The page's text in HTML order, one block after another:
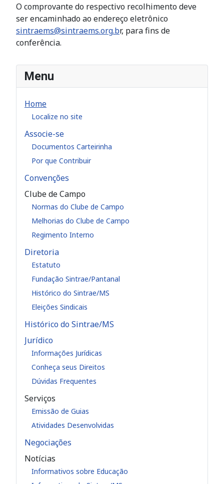
Menu
Home
Localize no site
Associe-se
Documentos Carteirinha
Por que Contribuir
Convenções
Clube de Campo
Normas do Clube de Campo
Melhorias do Clube de Campo
Regimento Interno
Diretoria
Estatuto
Fundação Sintrae/Pantanal
Histórico do Sintrae/MS
Eleições Sindicais
Histórico do Sintrae/MS
Jurídico
Informações Jurídicas
Conheça seus Direitos
Dúvidas Frequentes
Serviços
Emissão de Guias
Atividades Desenvolvidas
Negociações
Notícias
Informativos sobre Educação
O comprovante do respectivo recolhimento deve
ser encaminhado ao endereço eletrônico
sintraems@sintraems.org.br, para fins de
conferência.